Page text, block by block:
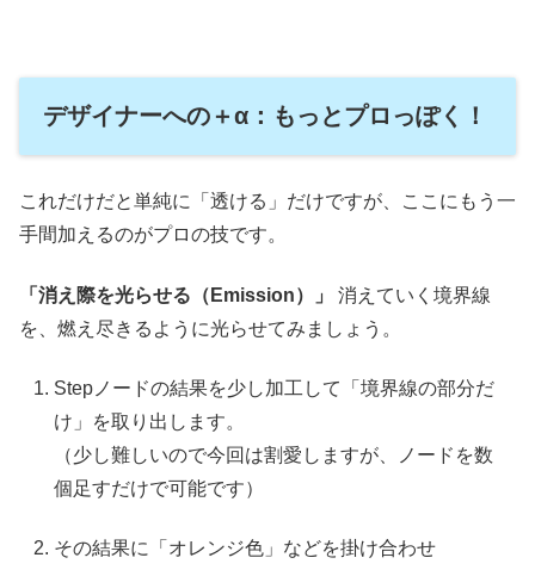
デザイナーへの＋α：もっとプロっぽく！
これだけだと単純に「透ける」だけですが、ここにもう一
手間加えるのがプロの技です。
「消え際を光らせる（Emission）」
消えていく境界線
を、燃え尽きるように光らせてみましょう。
Stepノードの結果を少し加工して「境界線の部分だ
け」を取り出します。
（少し難しいので今回は割愛しますが、ノードを数
個足すだけで可能です）
その結果に「オレンジ色」などを掛け合わせ